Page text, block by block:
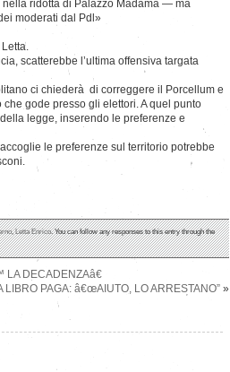
ridotta di Palazzo Madama — ma
moderati dal Pdl»
scatterebbe l’ultima offensiva targata
ci chiederà di correggere il Porcellum e
gode presso gli elettori. A quel punto
legge, inserendo le preferenze e
le preferenze sul territorio potrebbe
,Letta Enrico. You can follow any responses to this entry through the
DECADENZAâ€
LIBRO PAGA: â€œAIUTO, LO ARRESTANO” »